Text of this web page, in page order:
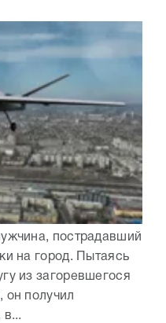
пострадавший
на город. Пытаясь
из загоревшегося
получил